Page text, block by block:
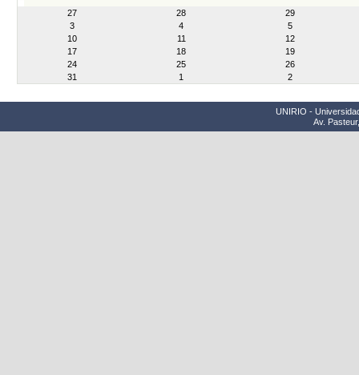
27
28
29
3
4
5
10
11
12
17
18
19
24
25
26
31
1 2
UNIRIO -
Av.